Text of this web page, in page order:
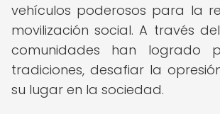
vehículos poderosos para la
movilización social. A través
comunidades han logrado
tradiciones, desafiar la
su lugar en la sociedad.